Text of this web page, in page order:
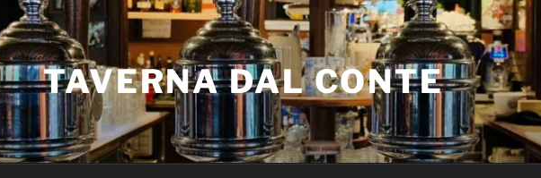
TAVERNA DAL CONTE